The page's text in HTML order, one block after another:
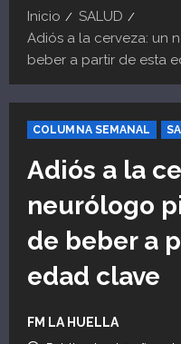
Inicio
SALUD
Adiós a la cerveza: un
beber a partir de esta
COLUMNA SEMANAL
Adiós a la
neurólogo
de beber a
edad clave
FM LA HUELLA